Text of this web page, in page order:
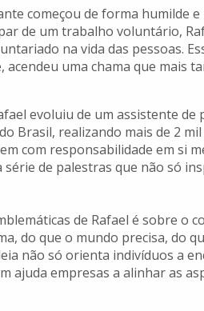
começou de forma humilde
de um trabalho voluntário,
na vida das pessoas.
acendeu uma chama que mais
evoluiu de um assistente de
Brasil, realizando mais de 2
com responsabilidade em si
série de palestras que não só
de Rafael é sobre o
do que o mundo precisa, do
não só orienta indivíduos a
ajuda empresas a alinhar as